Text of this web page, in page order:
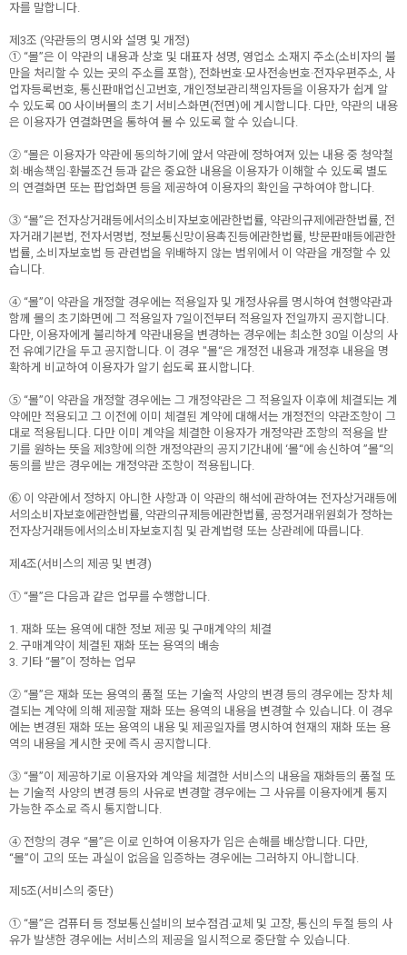
자를 말합니다.
제3조 (약관등의 명시와 설명 및 개정)
① “몰”은 이 약관의 내용과 상호 및 대표자 성명, 영업소 소재지 주소(소비자의 불
만을 처리할 수 있는 곳의 주소를 포함), 전화번호·모사전송번호·전자우편주소, 사
업자등록번호, 통신판매업신고번호, 개인정보관리책임자등을 이용자가 쉽게 알
수 있도록 00 사이버몰의 초기 서비스화면(전면)에 게시합니다. 다만, 약관의 내용
은 이용자가 연결화면을 통하여 볼 수 있도록 할 수 있습니다.
② “몰은 이용자가 약관에 동의하기에 앞서 약관에 정하여져 있는 내용 중 청약철
회·배송책임·환불조건 등과 같은 중요한 내용을 이용자가 이해할 수 있도록 별도
의 연결화면 또는 팝업화면 등을 제공하여 이용자의 확인을 구하여야 합니다.
③ “몰”은 전자상거래등에서의소비자보호에관한법률, 약관의규제에관한법률, 전
자거래기본법, 전자서명법, 정보통신망이용촉진등에관한법률, 방문판매등에관한
법률, 소비자보호법 등 관련법을 위배하지 않는 범위에서 이 약관을 개정할 수 있
습니다.
④ “몰”이 약관을 개정할 경우에는 적용일자 및 개정사유를 명시하여 현행약관과
함께 몰의 초기화면에 그 적용일자 7일이전부터 적용일자 전일까지 공지합니다.
다만, 이용자에게 불리하게 약관내용을 변경하는 경우에는 최소한 30일 이상의 사
전 유예기간을 두고 공지합니다. 이 경우 "몰“은 개정전 내용과 개정후 내용을 명
확하게 비교하여 이용자가 알기 쉽도록 표시합니다.
⑤ “몰”이 약관을 개정할 경우에는 그 개정약관은 그 적용일자 이후에 체결되는 계
약에만 적용되고 그 이전에 이미 체결된 계약에 대해서는 개정전의 약관조항이 그
대로 적용됩니다. 다만 이미 계약을 체결한 이용자가 개정약관 조항의 적용을 받
기를 원하는 뜻을 제3항에 의한 개정약관의 공지기간내에 ‘몰“에 송신하여 ”몰“의
동의를 받은 경우에는 개정약관 조항이 적용됩니다.
⑥ 이 약관에서 정하지 아니한 사항과 이 약관의 해석에 관하여는 전자상거래등에
서의소비자보호에관한법률, 약관의규제등에관한법률, 공정거래위원회가 정하는
전자상거래등에서의소비자보호지침 및 관계법령 또는 상관례에 따릅니다.
제4조(서비스의 제공 및 변경)
① “몰”은 다음과 같은 업무를 수행합니다.
1. 재화 또는 용역에 대한 정보 제공 및 구매계약의 체결
2. 구매계약이 체결된 재화 또는 용역의 배송
3. 기타 “몰”이 정하는 업무
② “몰”은 재화 또는 용역의 품절 또는 기술적 사양의 변경 등의 경우에는 장차 체
결되는 계약에 의해 제공할 재화 또는 용역의 내용을 변경할 수 있습니다. 이 경우
에는 변경된 재화 또는 용역의 내용 및 제공일자를 명시하여 현재의 재화 또는 용
역의 내용을 게시한 곳에 즉시 공지합니다.
③ “몰”이 제공하기로 이용자와 계약을 체결한 서비스의 내용을 재화등의 품절 또
는 기술적 사양의 변경 등의 사유로 변경할 경우에는 그 사유를 이용자에게 통지
가능한 주소로 즉시 통지합니다.
④ 전항의 경우 “몰”은 이로 인하여 이용자가 입은 손해를 배상합니다. 다만,
“몰”이 고의 또는 과실이 없음을 입증하는 경우에는 그러하지 아니합니다.
제5조(서비스의 중단)
① “몰”은 컴퓨터 등 정보통신설비의 보수점검·교체 및 고장, 통신의 두절 등의 사
유가 발생한 경우에는 서비스의 제공을 일시적으로 중단할 수 있습니다.